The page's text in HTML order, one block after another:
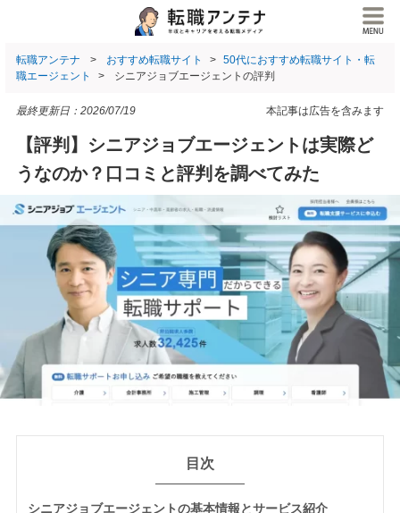
転職アンテナ おすすめ転職サイト
50代におすすめ転職サイト・転
職エージェント
シニアジョブエージェントの評判
本記事は広告を含みます
最終更新日： 2026/07/19
【評判】シニアジョブエージェントは実際ど
うなのか？口コミと評判を調べてみた
目次
シニアジョブエージェントの基本情報とサービス紹介